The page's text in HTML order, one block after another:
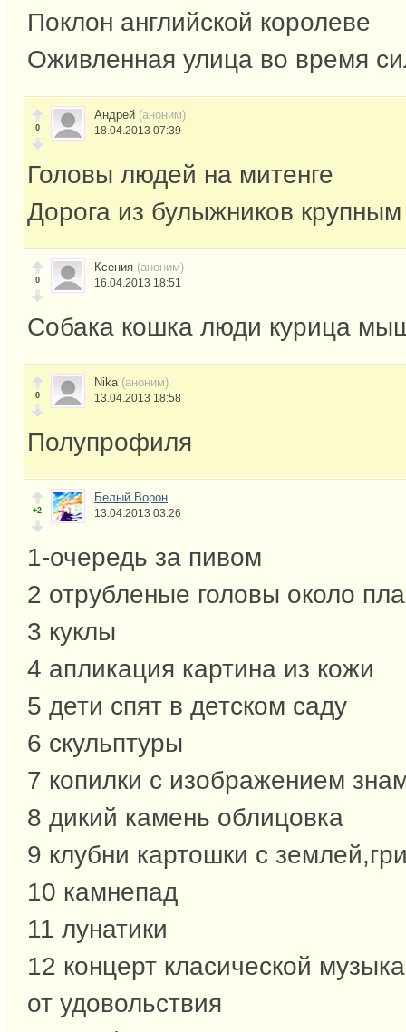
Поклон английской королеве
Оживленная улица во время
0
Андрей (аноним)
18.04.2013 07:39
Головы людей на митенге
Дорога из булыжников
0
Ксения (аноним)
16.04.2013 18:51
Собака кошка люди курица
0
Nika (аноним)
13.04.2013 18:58
Полупрофиля
+2
Белый Ворон
13.04.2013 03:26
1-очередь за пивом
2 отрубленые головы около
3 куклы
4 апликация картина из кожи
5 дети спят в детском саду
6 скульптуры
7 копилки с изображением
8 дикий камень облицовка
9 клубни картошки с
10 камнепад
11 лунатики
12 концерт класической
от удовольствия